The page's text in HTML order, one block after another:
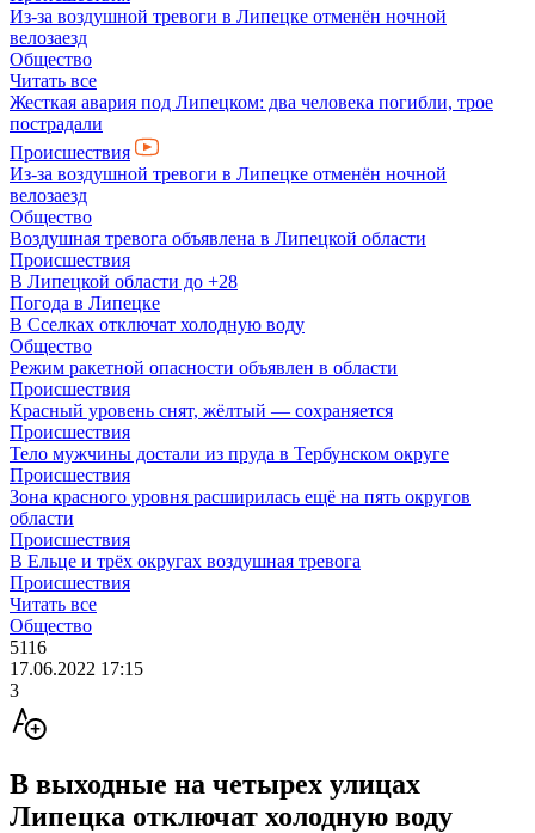
Из-за воздушной тревоги в Липецке отменён ночной
велозаезд
Общество
Читать все
Жесткая авария под Липецком: два человека погибли, трое
пострадали
Происшествия
Из-за воздушной тревоги в Липецке отменён ночной
велозаезд
Общество
Воздушная тревога объявлена в Липецкой области
Происшествия
В Липецкой области до +28
Погода в Липецке
В Сселках отключат холодную воду
Общество
Режим ракетной опасности объявлен в области
Происшествия
Красный уровень снят, жёлтый — сохраняется
Происшествия
Тело мужчины достали из пруда в Тербунском округе
Происшествия
Зона красного уровня расширилась ещё на пять округов
области
Происшествия
В Ельце и трёх округах воздушная тревога
Происшествия
Читать все
Общество
5116
17.06.2022 17:15
3
В выходные на четырех улицах
Липецка отключат холодную воду